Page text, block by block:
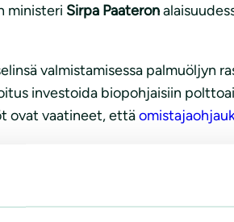
ministeri Sirpa Paateron
valmistamisessa palmuöljyn
investoida biopohjaisiin
ovat vaatineet, että
ja kannusta